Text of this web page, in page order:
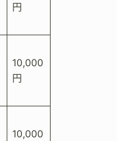
円
10,000
円
10,000